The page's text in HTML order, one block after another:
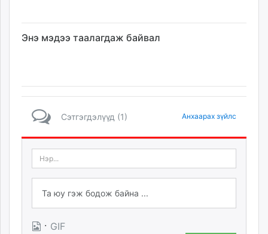
isee.mn
itoim.mn
shuum.mn
tvmongolia.mn
mass.mn
unegui.mn
assa.mn
toim.mn
tac.mn
Энэ мэдээ таалагдаж байвал
Сэтгэгдэлүүд (1) Анхаарах зүйлс
· GIF